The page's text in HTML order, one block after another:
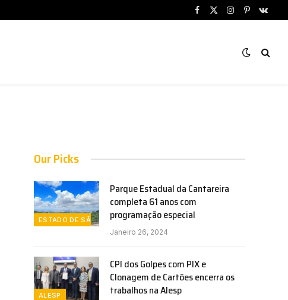
Facebook
X
Instagram
Pinterest
Our Picks
ESTADO DE SÃO PAULO
Parque Estadual da Cantareira
completa 61 anos com
programação especial
Janeiro 26, 2024
ALESP
CPI dos Golpes com PIX e
Clonagem de Cartões encerra os
trabalhos na Alesp